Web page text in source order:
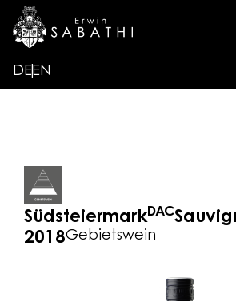
DEEN
SüdsteiermarkDAC
2018Gebietswein